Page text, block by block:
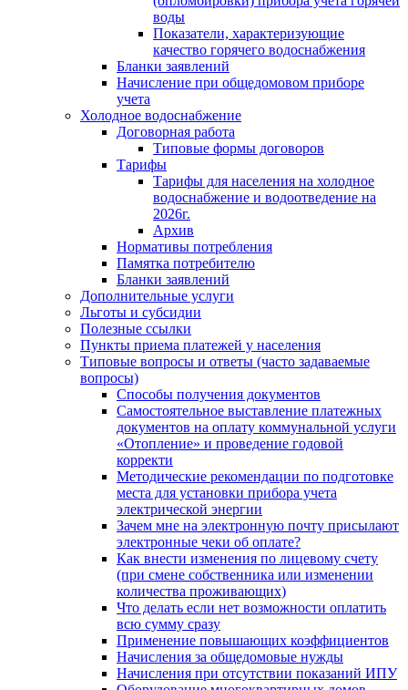
воды
Показатели, характеризующие
качество горячего водоснабжения
Бланки заявлений
Начисление при общедомовом приборе
учета
Холодное водоснабжение
Договорная работа
Типовые формы договоров
Тарифы
Тарифы для населения на холодное
водоснабжение и водоотведение на
2026г.
Архив
Нормативы потребления
Памятка потребителю
Бланки заявлений
Дополнительные услуги
Льготы и субсидии
Полезные ссылки
Пункты приема платежей у населения
Типовые вопросы и ответы (часто задаваемые
вопросы)
Способы получения документов
Самостоятельное выставление платежных
документов на оплату коммунальной услуги
«Отопление» и проведение годовой
корректи
Методические рекомендации по подготовке
места для установки прибора учета
электрической энергии
Зачем мне на электронную почту присылают
электронные чеки об оплате?
Как внести изменения по лицевому счету
(при смене собственника или изменении
количества проживающих)
Что делать если нет возможности оплатить
всю сумму сразу
Применение повышающих коэффициентов
Начисления за общедомовые нужды
Начисления при отсутствии показаний ИПУ